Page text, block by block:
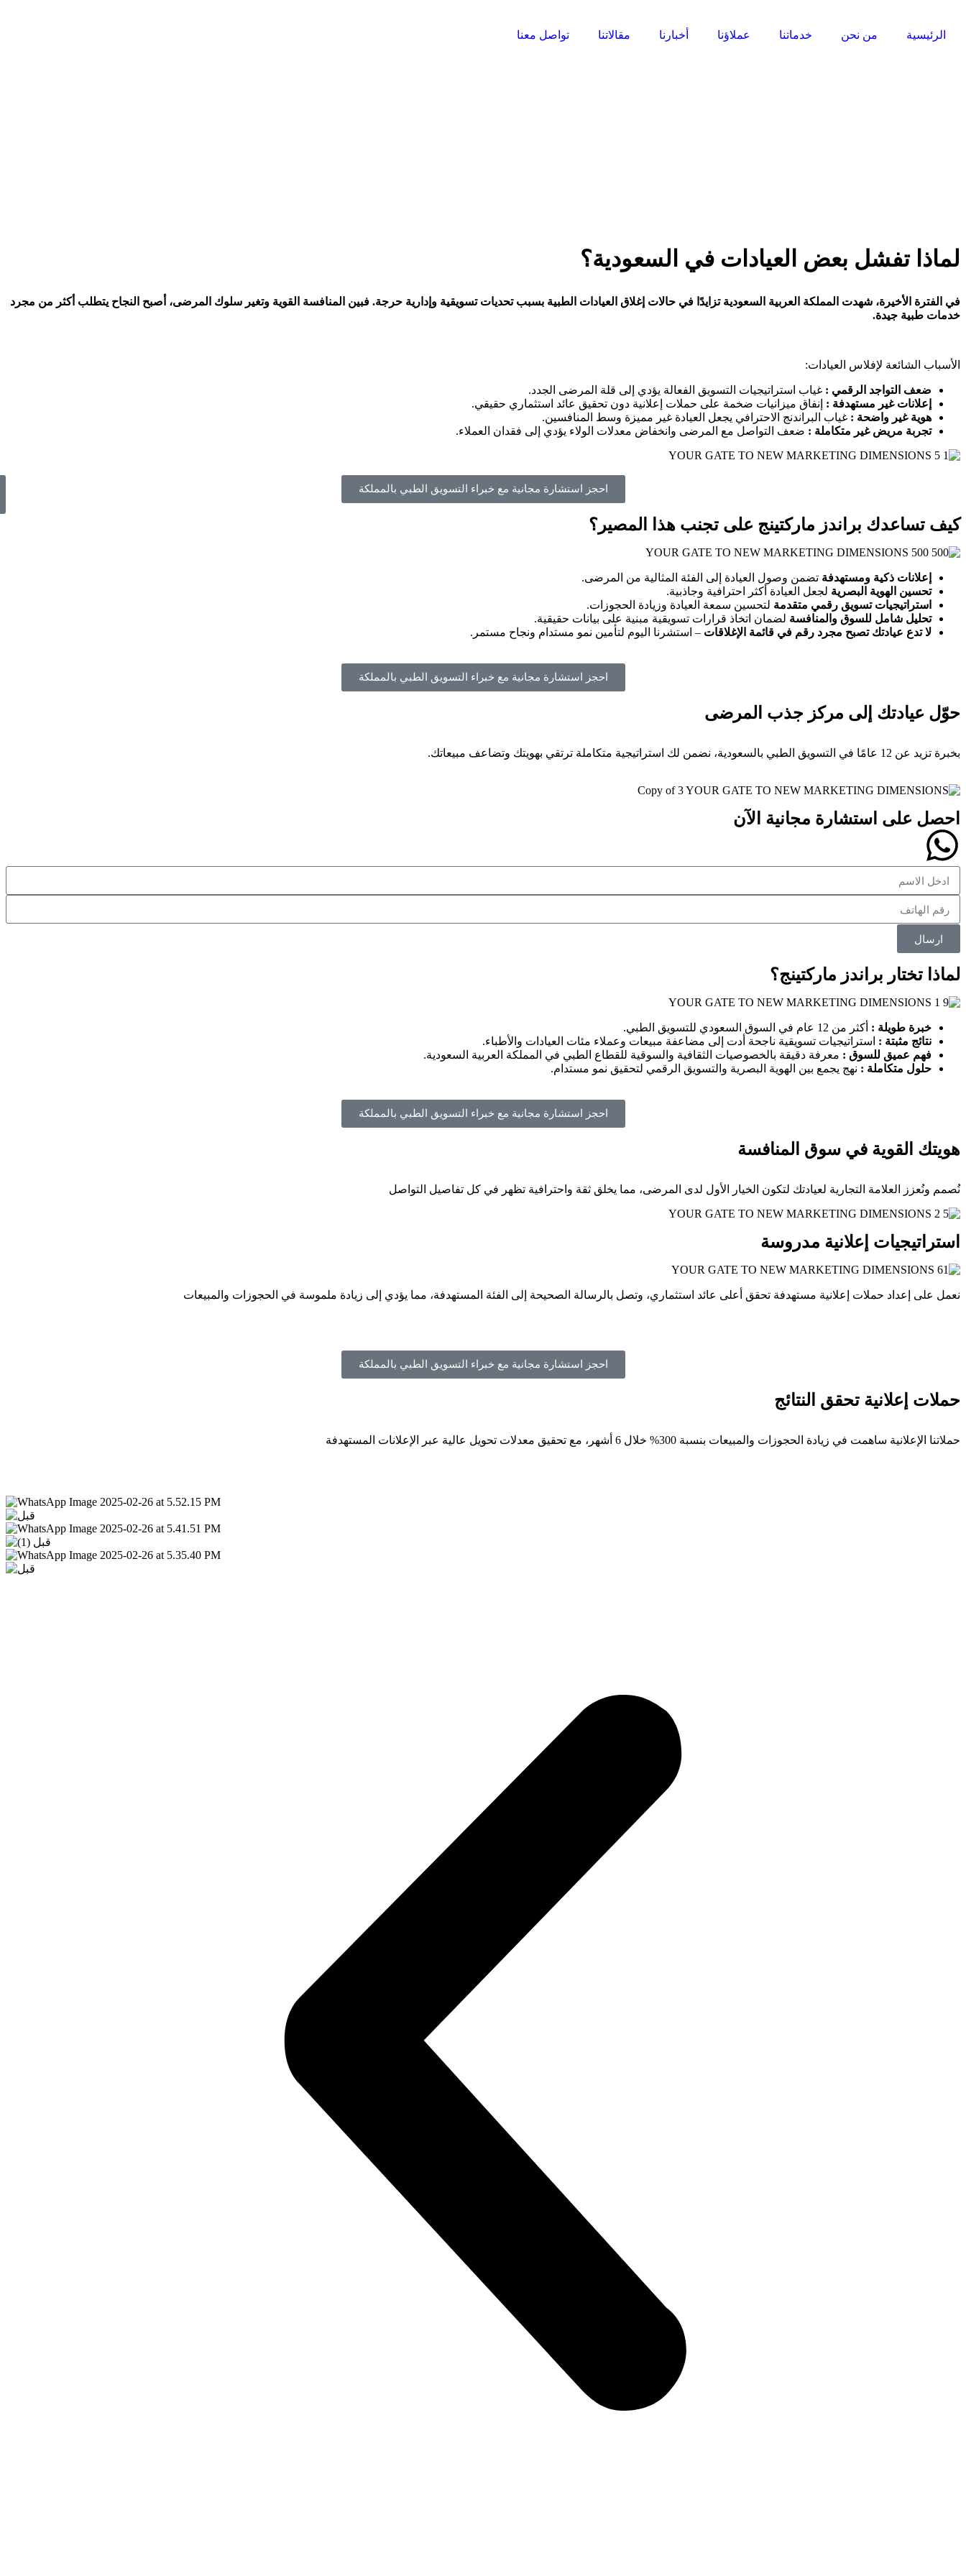
الرئيسية من نحن خدماتنا عملاؤنا أخبارنا مقالاتنا تواصل معنا
لماذا تفشل بعض العيادات في السعودية؟
في الفترة الأخيرة، شهدت المملكة العربية السعودية تزايدًا في حالات إغلاق العيادات الطبية بسبب تحديات تسويقية وإدارية حرجة. فبين المنافسة القوية وتغير سلوك المرضى، أصبح النجاح يتطلب أكثر من مجرد
خدمات طبية جيدة.
الأسباب الشائعة لإفلاس العيادات:
ضعف التواجد الرقمي : غياب استراتيجيات التسويق الفعالة يؤدي إلى قلة المرضى الجدد.
إعلانات غير مستهدفة : إنفاق ميزانيات ضخمة على حملات إعلانية دون تحقيق عائد استثماري حقيقي.
هوية غير واضحة : غياب البراندنج الاحترافي يجعل العيادة غير مميزة وسط المنافسين.
تجربة مريض غير متكاملة : ضعف التواصل مع المرضى وانخفاض معدلات الولاء يؤدي إلى فقدان العملاء.
احجز استشارة مجانية مع خبراء التسويق الطبي بالمملكة
كيف تساعدك براندز ماركتينج على تجنب هذا المصير؟
إعلانات ذكية ومستهدفة تضمن وصول العيادة إلى الفئة المثالية من المرضى.
تحسين الهوية البصرية لجعل العيادة أكثر احترافية وجاذبية.
استراتيجيات تسويق رقمي متقدمة لتحسين سمعة العيادة وزيادة الحجوزات.
تحليل شامل للسوق والمنافسة لضمان اتخاذ قرارات تسويقية مبنية على بيانات حقيقية.
لا تدع عيادتك تصبح مجرد رقم في قائمة الإغلاقات – استشرنا اليوم لتأمين نمو مستدام ونجاح مستمر.
احجز استشارة مجانية مع خبراء التسويق الطبي بالمملكة
حوّل عيادتك إلى مركز جذب المرضى
بخبرة تزيد عن 12 عامًا في التسويق الطبي بالسعودية، نضمن لك استراتيجية متكاملة ترتقي بهويتك وتضاعف مبيعاتك.
احصل على استشارة مجانية الآن
ارسال
لماذا تختار براندز ماركتينج؟
خبرة طويلة : أكثر من 12 عام في السوق السعودي للتسويق الطبي.
نتائج مثبتة : استراتيجيات تسويقية ناجحة أدت إلى مضاعفة مبيعات وعملاء مئات العيادات والأطباء.
فهم عميق للسوق : معرفة دقيقة بالخصوصيات الثقافية والسوقية للقطاع الطبي في المملكة العربية السعودية.
حلول متكاملة : نهج يجمع بين الهوية البصرية والتسويق الرقمي لتحقيق نمو مستدام.
احجز استشارة مجانية مع خبراء التسويق الطبي بالمملكة
هويتك القوية في سوق المنافسة
نُصمم ونُعزز العلامة التجارية لعيادتك لتكون الخيار الأول لدى المرضى، مما يخلق ثقة واحترافية تظهر في كل تفاصيل التواصل
استراتيجيات إعلانية مدروسة
نعمل على إعداد حملات إعلانية مستهدفة تحقق أعلى عائد استثماري، وتصل بالرسالة الصحيحة إلى الفئة المستهدفة، مما يؤدي إلى زيادة ملموسة في الحجوزات والمبيعات
احجز استشارة مجانية مع خبراء التسويق الطبي بالمملكة
حملات إعلانية تحقق النتائج
حملاتنا الإعلانية ساهمت في زيادة الحجوزات والمبيعات بنسبة 300% خلال 6 أشهر، مع تحقيق معدلات تحويل عالية عبر الإعلانات المستهدفة